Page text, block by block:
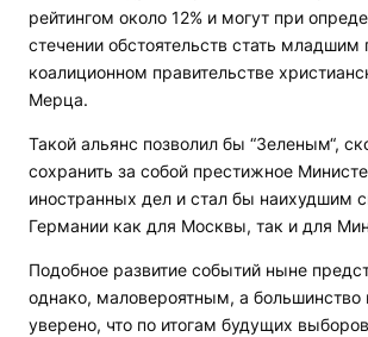
рейтингом около 12% и могут при
стечении обстоятельств стать младшим
коалиционном правительстве
Мерца.
Такой альянс позволил бы “Зеленым“,
сохранить за собой престижное
иностранных дел и стал бы наихудшим
Германии как для Москвы, так и для
Подобное развитие событий ныне
однако, маловероятным, а большинство
уверено, что по итогам будущих